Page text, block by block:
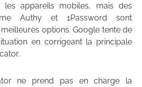
appareils mobiles, mais des
Authy et 1Password sont
options. Google tente de
en corrigeant la principale
ne prend pas en charge la